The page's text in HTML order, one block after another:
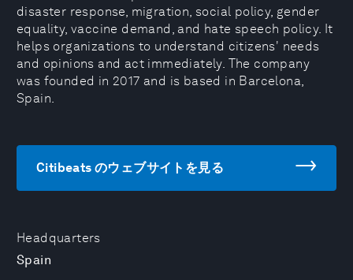
Headquarters
Spain
disaster response, migration, social policy, gender
equality, vaccine demand, and hate speech policy. It
helps organizations to understand citizens' needs
and opinions and act immediately. The company
was founded in 2017 and is based in Barcelona,
Spain.
Citibeats のウェブサイトを見る